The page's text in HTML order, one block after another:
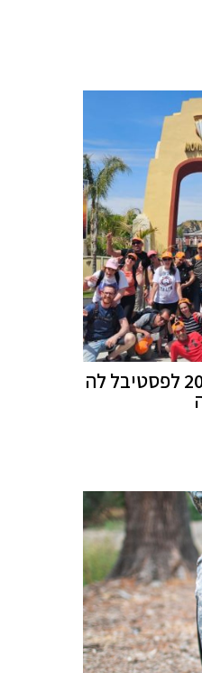
משלחת הבית של רונית 2024 לפסטיבל לה